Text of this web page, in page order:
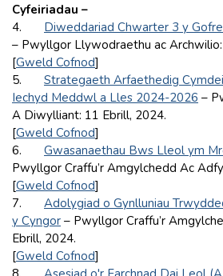
Cyfeiriadau –
4. Diweddariad Chwarter 3 y
– Pwyllgor Llywodraethu ac
[Gweld Cofnod]
5. Strategaeth Arfaethedig
Iechyd Meddwl a Lles 2024-2026 –
A Diwylliant: 11 Ebrill, 2024.
[Gweld Cofnod]
6.
Gwasanaethau Bws Lleol ym
Pwyllgor Craffu’r Amgylchedd Ac
[Gweld Cofnod]
7.
Adolygiad o Gynlluniau
y Cyngor – Pwyllgor Craffu’r
Ebrill, 2024.
[Gweld Cofnod]